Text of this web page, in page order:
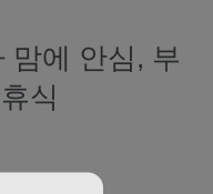
맘에 안심, 부
식